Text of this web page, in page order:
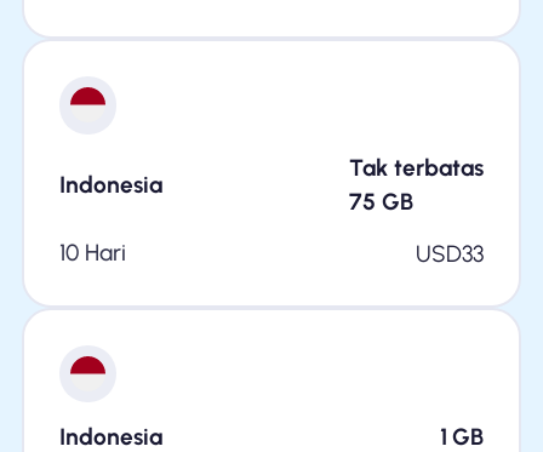
Indonesia
Tak terbatas
75 GB
10 Hari
USD33
Indonesia 1 GB